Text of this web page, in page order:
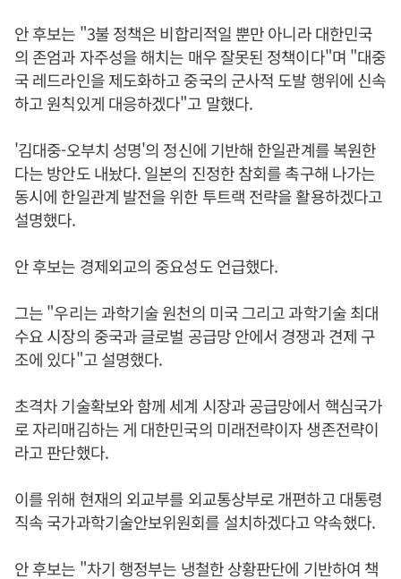
안 후보는 "3불 정책은 비합리적일 뿐만 아니라 대한민국
의 존엄과 자주성을 해치는 매우 잘못된 정책이다"며 "대중
국 레드라인을 제도화하고 중국의 군사적 도발 행위에 신속
하고 원칙있게 대응하겠다"고 말했다.
'김대중-오부치 성명'의 정신에 기반해 한일관계를 복원한
다는 방안도 내놨다. 일본의 진정한 참회를 촉구해 나가는
동시에 한일관계 발전을 위한 투트랙 전략을 활용하겠다고
설명했다.
안 후보는 경제외교의 중요성도 언급했다.
그는 "우리는 과학기술 원천의 미국 그리고 과학기술 최대
수요 시장의 중국과 글로벌 공급망 안에서 경쟁과 견제 구
조에 있다"고 설명했다.
초격차 기술확보와 함께 세계 시장과 공급망에서 핵심국가
로 자리매김하는 게 대한민국의 미래전략이자 생존전략이
라고 판단했다.
이를 위해 현재의 외교부를 외교통상부로 개편하고 대통령
직속 국가과학기술안보위원회를 설치하겠다고 약속했다.
안 후보는 "차기 행정부는 냉철한 상황판단에 기반하여 책